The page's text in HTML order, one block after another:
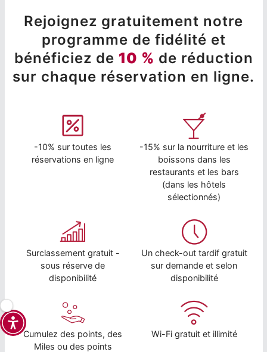
Rejoignez gratuitement notre
programme de fidélité et
bénéficiez de 10 % de réduction
sur chaque réservation en ligne.
-10% sur toutes les
réservations en ligne
-15% sur la nourriture et les
boissons dans les
restaurants et les bars
(dans les hôtels
sélectionnés)
Surclassement gratuit -
sous réserve de
disponibilité
Un check-out tardif gratuit
sur demande et selon
disponibilité
Cumulez des points, des
Miles ou des points
Wi-Fi gratuit et illimité